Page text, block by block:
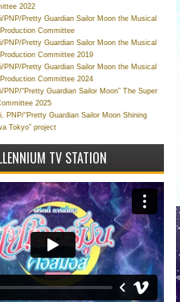
2022
PNP/Pretty Guardian Sailor Moon the Musical
Committee
PNP/Pretty Guardian Sailor Moon the Musical
Committee 2019
PNP/Pretty Guardian Sailor Moon the Musical
Committee 2024
“Pretty Guardian Sailor Moon” The Super
2025
PNP/“Pretty Guardian Sailor Moon Shining
Tokyo” project
TV STATION